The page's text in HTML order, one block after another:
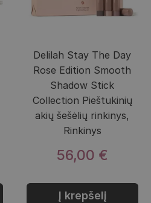
Delilah Stay The Day
Rose Edition Smooth
Shadow Stick
Collection Pieštukinių
akių šešėlių rinkinys,
Rinkinys
56,00 €
Į krepšelį